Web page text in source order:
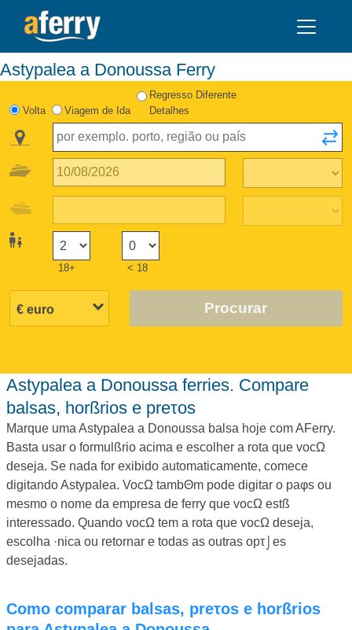
Astypalea a Donoussa Ferry
Volta Viagem de Ida
Regresso Diferente
Detalhes
18+ < 18
Procurar
Astypalea a Donoussa ferries. Compare
balsas, horßrios e preτos
Marque uma Astypalea a Donoussa balsa hoje com AFerry.
Basta usar o formulßrio acima e escolher a rota que vocΩ
deseja. Se nada for exibido automaticamente, comece
digitando Astypalea. VocΩ tambΘm pode digitar o paφs ou
mesmo o nome da empresa de ferry que vocΩ estß
interessado. Quando vocΩ tem a rota que vocΩ deseja,
escolha ·nica ou retornar e todas as outras opτ⌡es
desejadas.
Como comparar balsas, preτos e horßrios